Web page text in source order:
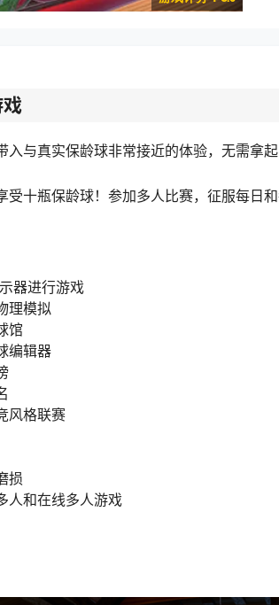
入与真实保龄球非常接近的体验，无需拿起
受十瓶保龄球！参加多人比赛，征服每日
器进行游戏
理模拟
馆
编辑器
风格联赛
损
人和在线多人游戏